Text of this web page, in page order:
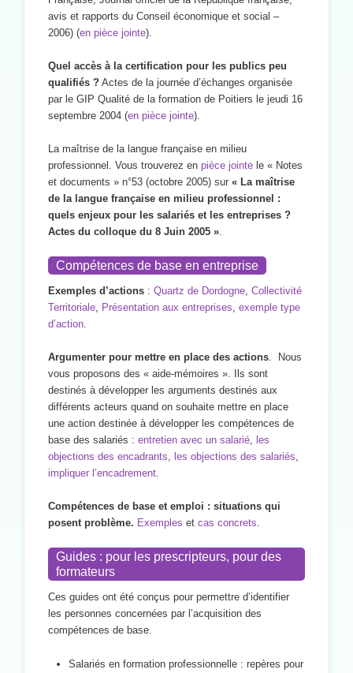
avis et rapports du Conseil économique et social –
2006) (en pièce jointe).
Quel accès à la certification pour les publics peu
qualifiés ? Actes de la journée d’échanges organisée
par le GIP Qualité de la formation de Poitiers le jeudi 16
septembre 2004 (en pièce jointe).
La maîtrise de la langue française en milieu
professionnel. Vous trouverez en pièce jointe le « Notes
et documents » n°53 (octobre 2005) sur « La maîtrise
de la langue française en milieu professionnel :
quels enjeux pour les salariés et les entreprises ?
Actes du colloque du 8 Juin 2005 »
Compétences de base en entreprise
Exemples d’actions : Quartz de Dordogne, Collectivité
Territoriale, Présentation aux entreprises, exemple type
d’action.
Argumenter pour mettre en place des actions. Nous
vous proposons des « aide-mémoires ». Ils sont
destinés à développer les arguments destinés aux
différents acteurs quand on souhaite mettre en place
une action destinée à développer les compétences de
base des salariés : entretien avec un salarié, les
objections des encadrants, les objections des salariés,
impliquer l’encadrement.
Compétences de base et emploi : situations qui
posent problème. Exemples et cas concrets.
Guides : pour les prescripteurs, pour des
formateurs
Ces guides ont été conçus pour permettre d’identifier
les personnes concernées par l’acquisition des
compétences de base.
Salariés en formation professionnelle : repères pour